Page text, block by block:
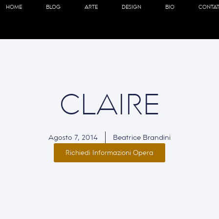
HOME BLOG ARTE DESIGN BIO
CLAIRE
Agosto 7, 2014 Beatrice Brandini
Richiedi Informazioni Opera